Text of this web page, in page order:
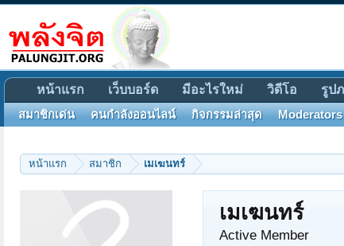
หน้าแรก สมาชิก เมเฆนทร์
เมเฆนทร์
Active Member
หน้าแรก เว็บบอร์ด มีอะไรใหม่ วิดีโอ รูป
สมาชิกเด่น คนกำลังออนไลน์ กิจกรรมล่าสุด Moderators